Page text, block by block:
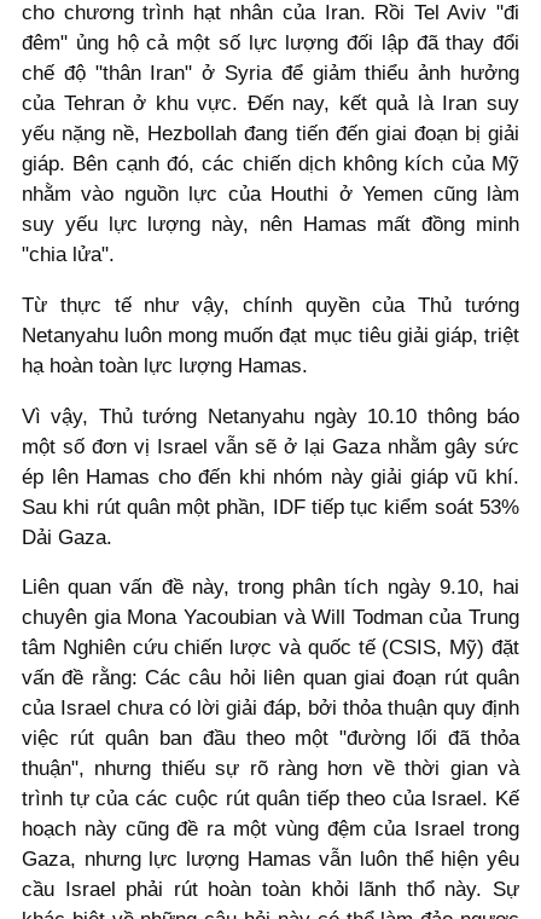
cho chương trình hạt nhân của Iran. Rồi Tel Aviv "đi
đêm" ủng hộ cả một số lực lượng đối lập đã thay đổi
chế độ "thân Iran" ở Syria để giảm thiểu ảnh hưởng
của Tehran ở khu vực. Đến nay, kết quả là Iran suy
yếu nặng nề, Hezbollah đang tiến đến giai đoạn bị giải
giáp. Bên cạnh đó, các chiến dịch không kích của Mỹ
nhằm vào nguồn lực của Houthi ở Yemen cũng làm
suy yếu lực lượng này, nên Hamas mất đồng minh
"chia lửa".
Từ thực tế như vậy, chính quyền của Thủ tướng
Netanyahu luôn mong muốn đạt mục tiêu giải giáp, triệt
hạ hoàn toàn lực lượng Hamas.
Vì vậy, Thủ tướng Netanyahu ngày 10.10 thông báo
một số đơn vị Israel vẫn sẽ ở lại Gaza nhằm gây sức
ép lên Hamas cho đến khi nhóm này giải giáp vũ khí.
Sau khi rút quân một phần, IDF tiếp tục kiểm soát 53%
Dải Gaza.
Liên quan vấn đề này, trong phân tích ngày 9.10, hai
chuyên gia Mona Yacoubian và Will Todman của Trung
tâm Nghiên cứu chiến lược và quốc tế (CSIS, Mỹ) đặt
vấn đề rằng: Các câu hỏi liên quan giai đoạn rút quân
của Israel chưa có lời giải đáp, bởi thỏa thuận quy định
việc rút quân ban đầu theo một "đường lối đã thỏa
thuận", nhưng thiếu sự rõ ràng hơn về thời gian và
trình tự của các cuộc rút quân tiếp theo của Israel. Kế
hoạch này cũng đề ra một vùng đệm của Israel trong
Gaza, nhưng lực lượng Hamas vẫn luôn thể hiện yêu
cầu Israel phải rút hoàn toàn khỏi lãnh thổ này. Sự